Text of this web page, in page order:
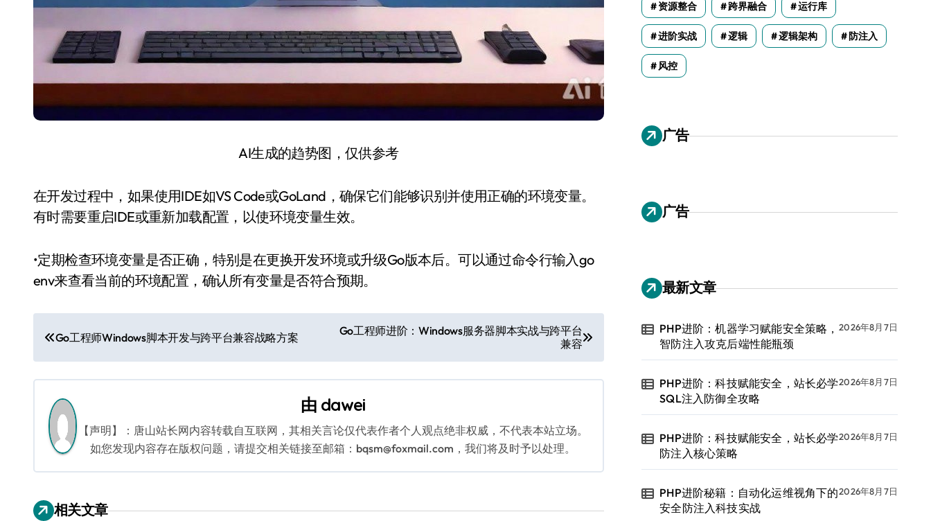
AI生成的趋势图，仅供参考
在开发过程中，如果使用IDE如VS Code或GoLand，确保它们能够识别并使用正确的环境变量。
有时需要重启IDE或重新加载配置，以使环境变量生效。
•定期检查环境变量是否正确，特别是在更换开发环境或升级Go版本后。可以通过命令行输入go
env来查看当前的环境配置，确认所有变量是否符合预期。
文
章
导
航
Go工程师Windows脚本开发与跨平台兼容战略方案
Go工程师进阶：Windows服务器脚本实战与跨平台
兼容
由 dawei
【声明】：唐山站长网内容转载自互联网，其相关言论仅代表作者个人观点绝非权威，不代表本站立场。
如您发现内容存在版权问题，请提交相关链接至邮箱：bqsm@foxmail.com，我们将及时予以处理。
相关文章
资源整合 跨界融合 运行库
进阶实战 逻辑 逻辑架构 防注入
风控
广告
广告
最新文章
PHP进阶：机器学习赋能安全策略，
智防注入攻克后端性能瓶颈
2026年8月7日
PHP进阶：科技赋能安全，站长必学
SQL注入防御全攻略
2026年8月7日
PHP进阶：科技赋能安全，站长必学
防注入核心策略
2026年8月7日
PHP进阶秘籍：自动化运维视角下的
安全防注入科技实战
2026年8月7日